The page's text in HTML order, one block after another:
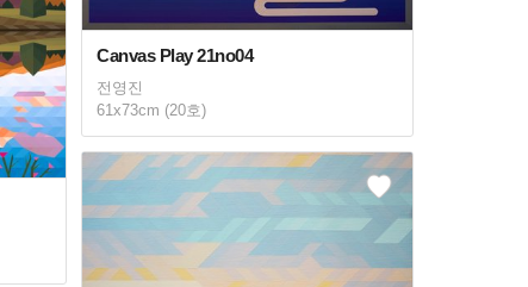
Canvas Play 21no04
전영진
61x73cm (20호)